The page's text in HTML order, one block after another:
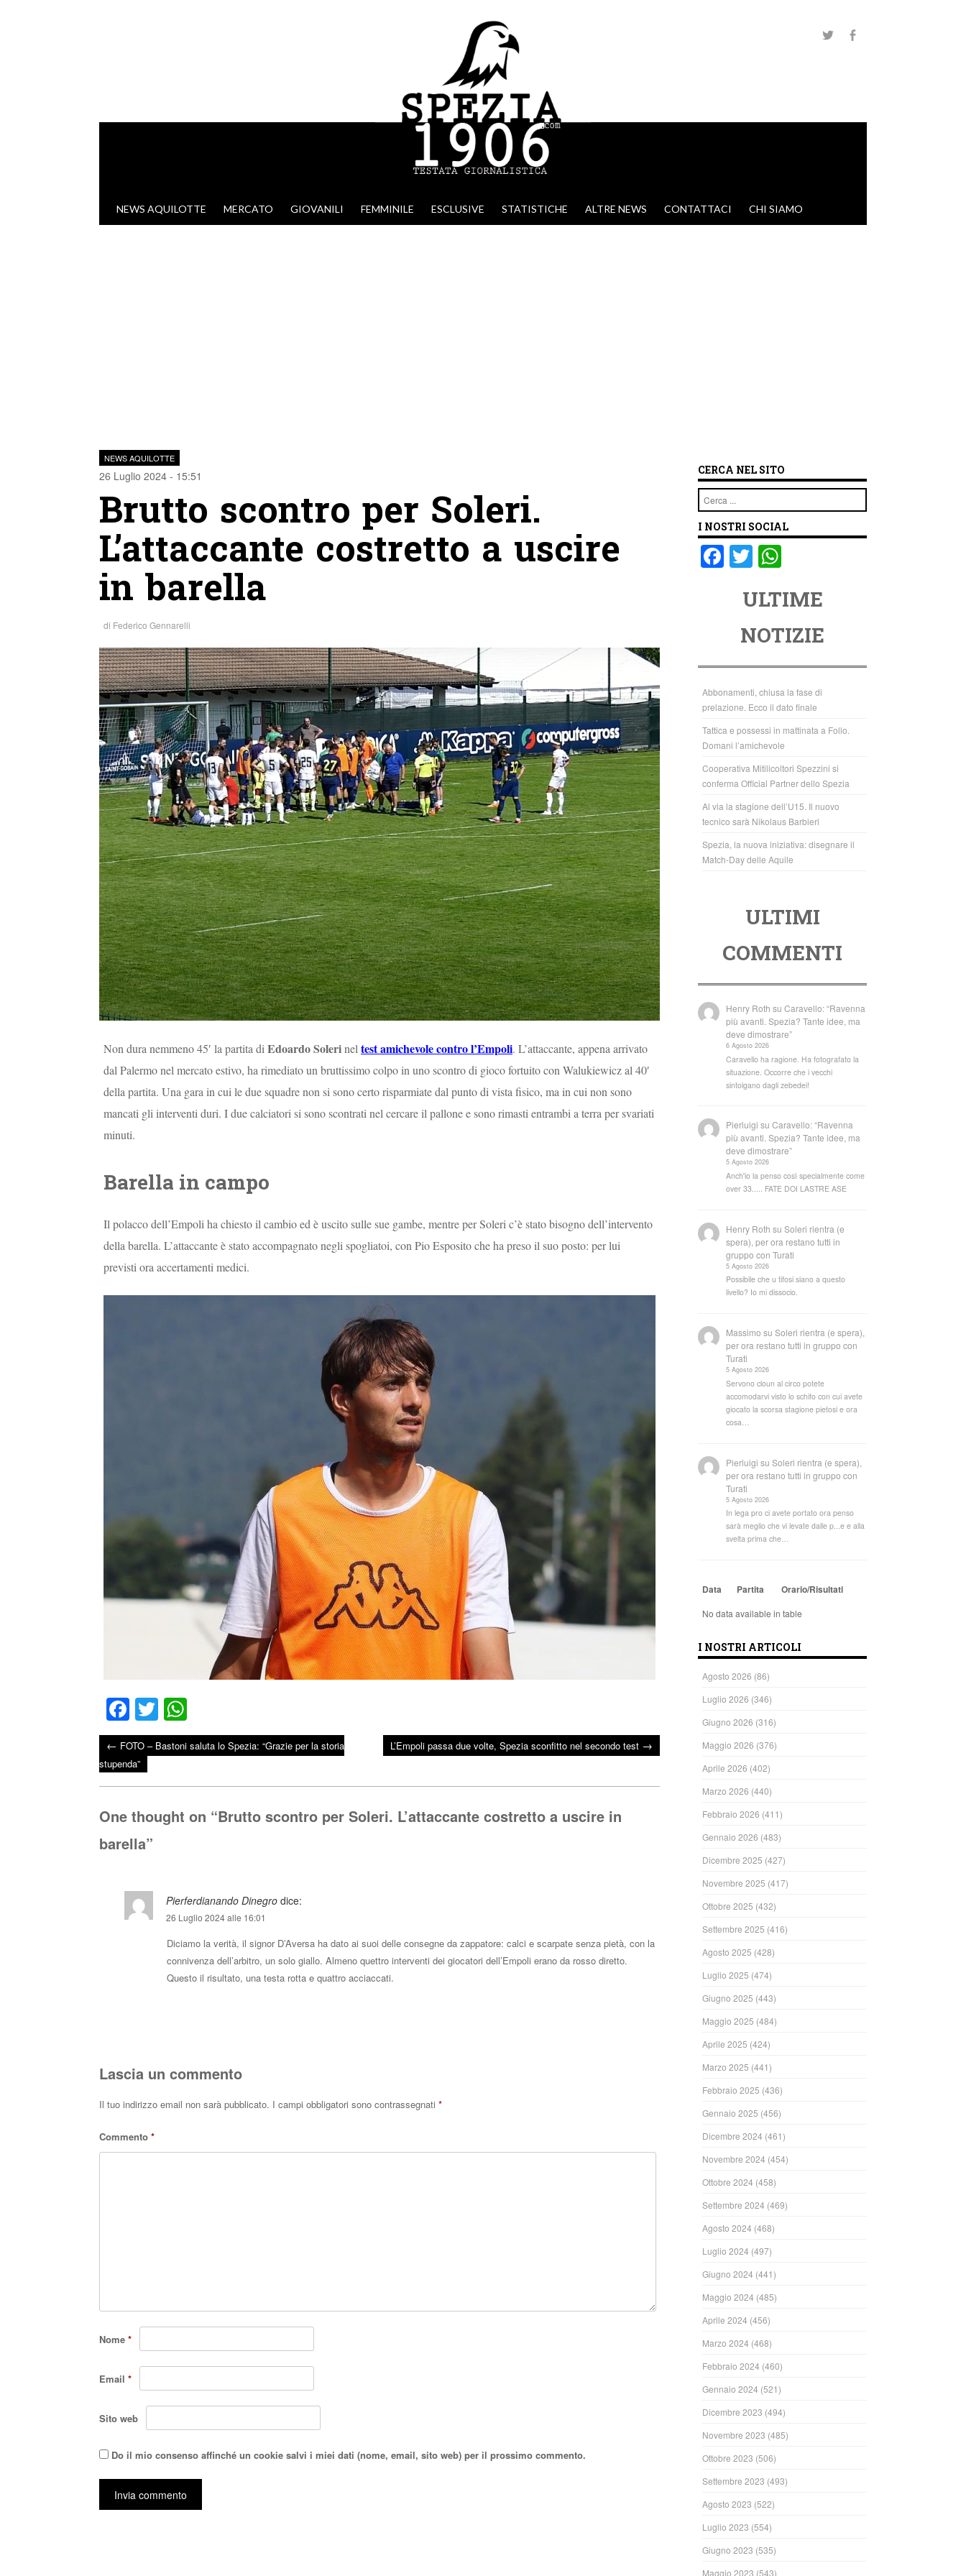
VAI AL CONTENUTO
NEWS AQUILOTTE MERCATO GIOVANILI FEMMINILE ESCLUSIVE STATISTICHE ALTRE NEWS CONTATTACI CHI SIAMO
NEWS AQUILOTTE
26 Luglio 2024 - 15:51
Brutto scontro per Soleri.
L’attaccante costretto a uscire
in barella
di Federico Gennarelli
Non dura nemmeno 45′ la partita di Edoardo Solerinel test amichevole contro l’Empoli. L’attaccante, appena arrivato
dal Palermo nel mercato estivo, ha rimediato un bruttissimo colpo in uno scontro di gioco fortuito con Walukiewicz al 40′
della partita. Una gara in cui le due squadre non si sono certo risparmiate dal punto di vista fisico, ma in cui non sono
mancati gli interventi duri. I due calciatori si sono scontrati nel cercare il pallone e sono rimasti entrambi a terra per svariati
minuti.
Barella in campo
Il polacco dell’Empoli ha chiesto il cambio ed è uscito sulle sue gambe, mentre per Soleri c’è stato bisogno dell’intervento
della barella. L’attaccante è stato accompagnato negli spogliatoi, con Pio Esposito che ha preso il suo posto: per lui
previsti ora accertamenti medici.
Fa
ce
bo
ok
T
wi
tte
r
ha
ts
A
Post navigation
← FOTO – Bastoni saluta lo Spezia: “Grazie per la storia
stupenda”
L’Empoli passa due volte, Spezia sconfitto nel secondo test →
One thought on “Brutto scontro per Soleri. L’attaccante costretto a uscire in
barella”
Pierferdianando Dinegro dice:
26 Luglio 2024 alle 16:01
Diciamo la verità, il signor D’Aversa ha dato ai suoi delle consegne da zappatore: calci e scarpate senza pietà, con la
connivenza dell’arbitro, un solo giallo. Almeno quettro interventi dei giocatori dell’Empoli erano da rosso diretto.
Questo il risultato, una testa rotta e quattro acciaccati.
Lascia un commento
Il tuo indirizzo email non sarà pubblicato. I campi obbligatori sono contrassegnati *
Commento *
Nome *
Email *
Sito web
Do il mio consenso affinché un cookie salvi i miei dati (nome, email, sito web) per il prossimo commento.
CERCA NEL SITO
Cerca
I NOSTRI SOCIAL
F
o
o
k
T
tt
er
at
s
A
p
p
ULTIME
NOTIZIE
Abbonamenti, chiusa la fase di
prelazione. Ecco il dato finale
Tattica e possessi in mattinata a Follo.
Domani l’amichevole
Cooperativa Mitilicoltori Spezzini si
conferma Official Partner dello Spezia
Al via la stagione dell’U15. Il nuovo
tecnico sarà Nikolaus Barbieri
Spezia, la nuova iniziativa: disegnare il
Match-Day delle Aquile
ULTIMI
COMMENTI
Henry Roth suCaravello: “Ravenna
più avanti. Spezia? Tante idee, ma
deve dimostrare”
6 Agosto 2026
Caravello ha ragione. Ha fotografato la
situazione. Occorre che i vecchi
sintolgano dagli zebedei!
Pierluigi suCaravello: “Ravenna
più avanti. Spezia? Tante idee, ma
deve dimostrare”
5 Agosto 2026
Anch'io la penso così specialmente come
over 33..... FATE DOI LASTRE ASE
Henry Roth suSoleri rientra (e
spera), per ora restano tutti in
gruppo con Turati
5 Agosto 2026
Possibile che u tifosi siano a questo
livello? Io mi dissocio.
Massimo suSoleri rientra (e spera),
per ora restano tutti in gruppo con
Turati
5 Agosto 2026
Servono cloun al circo potete
accomodarvi visto lo schifo con cui avete
giocato la scorsa stagione pietosi e ora
cosa…
Pierluigi suSoleri rientra (e spera),
per ora restano tutti in gruppo con
Turati
5 Agosto 2026
In lega pro ci avete portato ora penso
sarà meglio che vi levate dalle p...e e alla
svelta prima che…
Data Partita Orario/Risultati
No data available in table
I NOSTRI ARTICOLI
Agosto 2026 (86)
Luglio 2026 (346)
Giugno 2026 (316)
Maggio 2026 (376)
Aprile 2026 (402)
Marzo 2026 (440)
Febbraio 2026 (411)
Gennaio 2026 (483)
Dicembre 2025 (427)
Novembre 2025 (417)
Ottobre 2025 (432)
Settembre 2025 (416)
Agosto 2025 (428)
Luglio 2025 (474)
Giugno 2025 (443)
Maggio 2025 (484)
Aprile 2025 (424)
Marzo 2025 (441)
Febbraio 2025 (436)
Gennaio 2025 (456)
Dicembre 2024 (461)
Novembre 2024 (454)
Ottobre 2024 (458)
Settembre 2024 (469)
Agosto 2024 (468)
Luglio 2024 (497)
Giugno 2024 (441)
Maggio 2024 (485)
Aprile 2024 (456)
Marzo 2024 (468)
Febbraio 2024 (460)
Gennaio 2024 (521)
Dicembre 2023 (494)
Novembre 2023 (485)
Ottobre 2023 (506)
Settembre 2023 (493)
Agosto 2023 (522)
Luglio 2023 (554)
Giugno 2023 (535)
Maggio 2023 (543)